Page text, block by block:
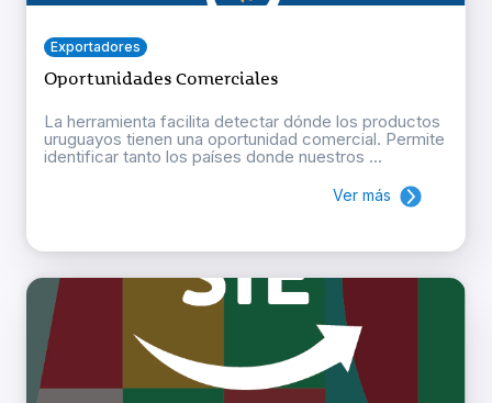
Exportadores
Oportunidades Comerciales
La herramienta facilita detectar dónde los productos
uruguayos tienen una oportunidad comercial. Permite
identificar tanto los países donde nuestros ...
Ver más